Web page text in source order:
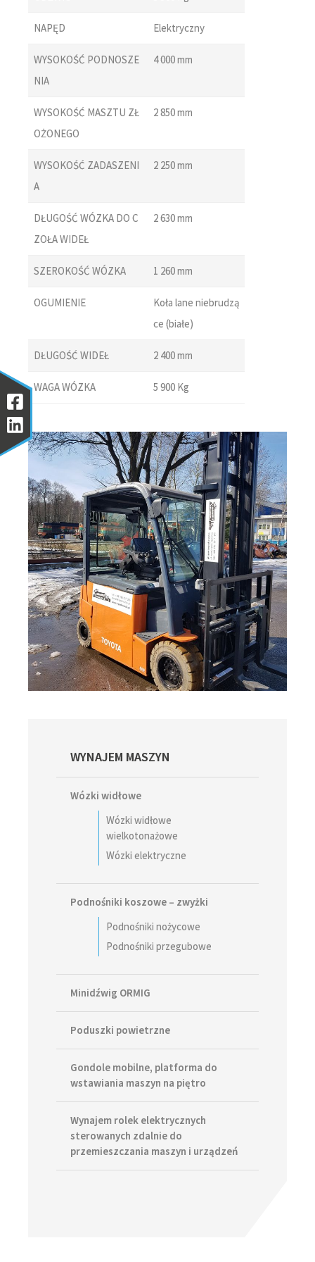
NAPĘD Elektryczny
WYSOKOŚĆ PODNOSZE
NIA
4 000 mm
WYSOKOŚĆ MASZTU ZŁ
OŻONEGO
2 850 mm
WYSOKOŚĆ ZADASZENI
A
2 250 mm
DŁUGOŚĆ WÓZKA DO C
ZOŁA WIDEŁ
2 630 mm
SZEROKOŚĆ WÓZKA 1 260 mm
OGUMIENIE
Koła lane niebrudzą
ce (białe)
DŁUGOŚĆ WIDEŁ 2 400 mm
WAGA WÓZKA 5 900 Kg
Primary
WYNAJEM MASZYN
Wózki widłowe
Wózki widłowe
wielkotonażowe
Wózki elektryczne
Podnośniki koszowe – zwyżki
Podnośniki nożycowe
Podnośniki przegubowe
Minidźwig ORMIG
Poduszki powietrzne
Gondole mobilne, platforma do
wstawiania maszyn na piętro
Wynajem rolek elektrycznych
sterowanych zdalnie do
przemieszczania maszyn i urządzeń